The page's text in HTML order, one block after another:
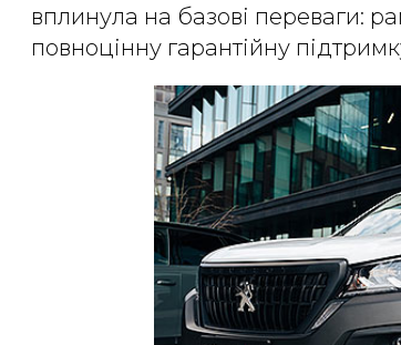
вплинула на базові переваги:
повноцінну гарантійну